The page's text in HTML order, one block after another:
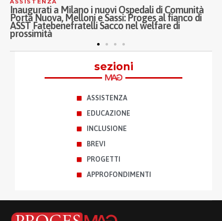
ASSISTENZA
Inaugurati a Milano i nuovi Ospedali di Comunità
Porta Nuova, Melloni e Sassi: Proges al fianco di
ASST Fatebenefratelli Sacco nel welfare di
prossimità
sezioni
ASSISTENZA
EDUCAZIONE
INCLUSIONE
BREVI
PROGETTI
APPROFONDIMENTI